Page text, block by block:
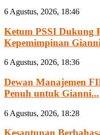
6 Agustus, 2026, 18:46
Ketum PSSI Dukung
Kepemimpinan
6 Agustus, 2026, 18:36
Dewan Manajemen
Penuh untuk Gianni...
6 Agustus, 2026, 18:28